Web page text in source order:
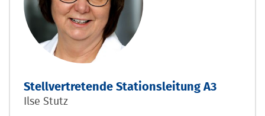
Stellvertretende Stationsleitung A3
Ilse Stutz